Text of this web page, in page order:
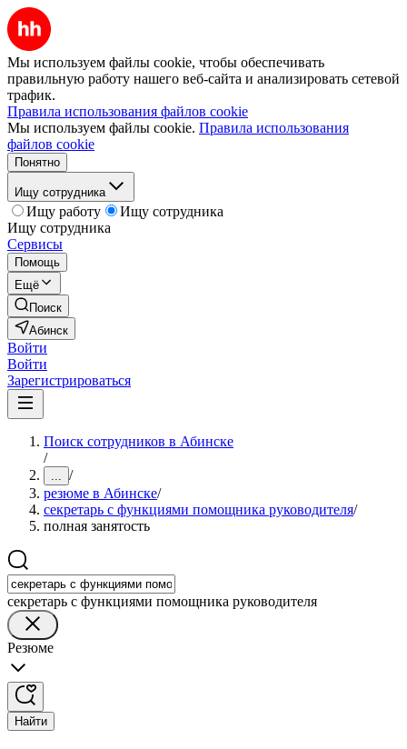
Мы используем файлы cookie, чтобы обеспечивать
правильную работу нашего веб-сайта и анализировать сетевой
трафик.
Правила использования файлов cookie
Мы используем файлы cookie. Правила использования
файлов cookie
Понятно
Ищу сотрудника
Ищу работу
Ищу сотрудника
Ищу сотрудника
Сервисы
Помощь
Ещё
Поиск
Абинск
Войти
Войти
Зарегистрироваться
Поиск сотрудников в Абинске
/
... /
резюме в Абинске/
секретарь с функциями помощника руководителя/
полная занятость
секретарь с функциями помощника руководителя
Резюме
Найти